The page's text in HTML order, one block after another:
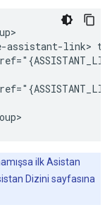
assistant-link>
ilk Asistan
Dizini sayfasına